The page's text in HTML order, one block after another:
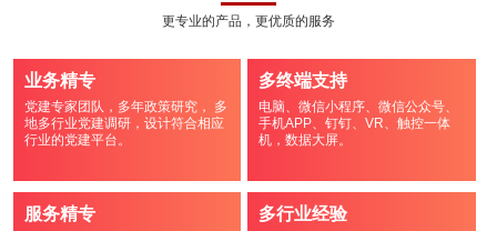
更专业的产品，更优质的服务
业务精专
党建专家团队，多年政策研究， 多
地多行业党建调研，设计符合相应
行业的党建平台。
多终端支持
电脑、微信小程序、微信公众号、
手机APP、钉钉、VR、触控一体
机，数据大屏。
服务精专 多行业经验